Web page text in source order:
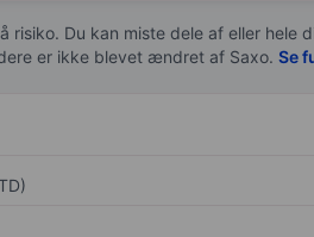
Du kan miste dele af eller hele
er ikke blevet ændret af Saxo. Se